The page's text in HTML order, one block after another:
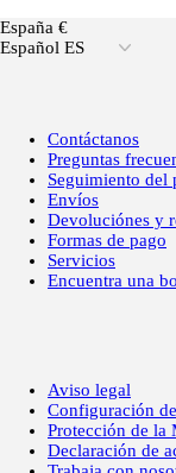
España €
Español ES
Contáctanos
Preguntas
Seguimiento del
Envíos
Devoluciónes y
Formas de pago
Servicios
Encuentra una
Aviso legal
Configuración
Protección de la
Declaración de